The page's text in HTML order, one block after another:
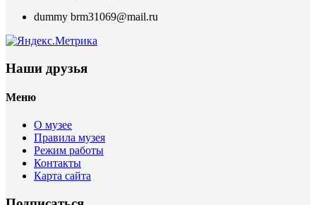
dummy brm31069@mail.ru
Наши друзья
Меню
О музее
Правила музея
Режим работы
Контакты
Карта сайта